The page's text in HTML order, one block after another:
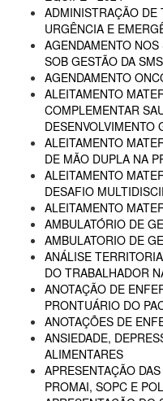
ADMINISTRAÇÃO
URGÊNCIA E
AGENDAMENTO
SOB GESTÃO DA
AGENDAMENTO
ALEITAMENTO
COMPLEMENTAR
DESENVOLVIMENTO
ALEITAMENTO
DE MÃO DUPLA NA
ALEITAMENTO
DESAFIO
ALEITAMENTO
AMBULATÓRIO DE
AMBULATORIO DE
ANÁLISE
DO TRABALHADOR
ANOTAÇÃO DE
PRONTUÁRIO DO
ANOTAÇÕES DE
ANSIEDADE,
ALIMENTARES
APRESENTAÇÃO
PROMAI, SOPC E